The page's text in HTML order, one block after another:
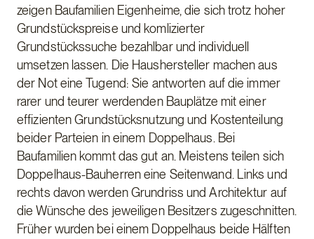
zeigen Baufamilien Eigenheime, die sich trotz hoher
Grundstückspreise und komlizierter
Grundstückssuche bezahlbar und individuell
umsetzen lassen. Die Haushersteller machen aus
der Not eine Tugend: Sie antworten auf die immer
rarer und teurer werdenden Bauplätze mit einer
effizienten Grundstücksnutzung und Kostenteilung
beider Parteien in einem Doppelhaus. Bei
Baufamilien kommt das gut an. Meistens teilen sich
Doppelhaus-Bauherren eine Seitenwand. Links und
rechts davon werden Grundriss und Architektur auf
die Wünsche des jeweiligen Besitzers zugeschnitten.
Früher wurden bei einem Doppelhaus beide Hälften